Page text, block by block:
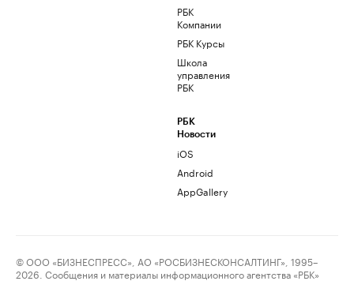
РБК
Компании
РБК Курсы
Школа
управления
РБК
РБК
Новости
iOS
Android
AppGallery
© ООО «БИЗНЕСПРЕСС», АО «РОСБИЗНЕСКОНСАЛТИНГ», 1995–
2026. Сообщения и материалы информационного агентства «РБК»